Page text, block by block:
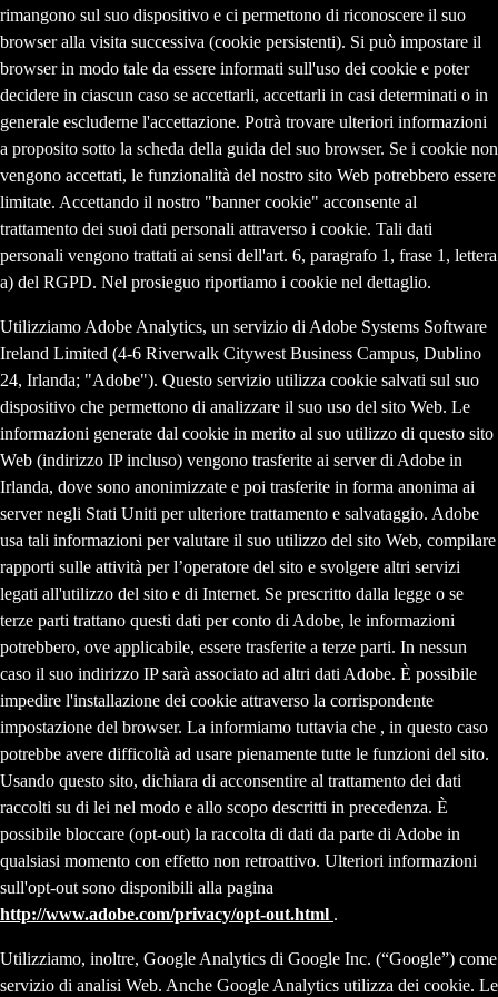
rimangono sul suo dispositivo e ci permettono di riconoscere il suo
browser alla visita successiva (cookie persistenti). Si può impostare il
browser in modo tale da essere informati sull'uso dei cookie e poter
decidere in ciascun caso se accettarli, accettarli in casi determinati o in
generale escluderne l'accettazione. Potrà trovare ulteriori informazioni
a proposito sotto la scheda della guida del suo browser. Se i cookie non
vengono accettati, le funzionalità del nostro sito Web potrebbero essere
limitate. Accettando il nostro "banner cookie" acconsente al
trattamento dei suoi dati personali attraverso i cookie. Tali dati
personali vengono trattati ai sensi dell'art. 6, paragrafo 1, frase 1, lettera
a) del RGPD. Nel prosieguo riportiamo i cookie nel dettaglio.
Utilizziamo Adobe Analytics, un servizio di Adobe Systems Software
Ireland Limited (4-6 Riverwalk Citywest Business Campus, Dublino
24, Irlanda; "Adobe"). Questo servizio utilizza cookie salvati sul suo
dispositivo che permettono di analizzare il suo uso del sito Web. Le
informazioni generate dal cookie in merito al suo utilizzo di questo sito
Web (indirizzo IP incluso) vengono trasferite ai server di Adobe in
Irlanda, dove sono anonimizzate e poi trasferite in forma anonima ai
server negli Stati Uniti per ulteriore trattamento e salvataggio. Adobe
usa tali informazioni per valutare il suo utilizzo del sito Web, compilare
rapporti sulle attività per l’operatore del sito e svolgere altri servizi
legati all'utilizzo del sito e di Internet. Se prescritto dalla legge o se
terze parti trattano questi dati per conto di Adobe, le informazioni
potrebbero, ove applicabile, essere trasferite a terze parti. In nessun
caso il suo indirizzo IP sarà associato ad altri dati Adobe. È possibile
impedire l'installazione dei cookie attraverso la corrispondente
impostazione del browser. La informiamo tuttavia che , in questo caso
potrebbe avere difficoltà ad usare pienamente tutte le funzioni del sito.
Usando questo sito, dichiara di acconsentire al trattamento dei dati
raccolti su di lei nel modo e allo scopo descritti in precedenza. È
possibile bloccare (opt-out) la raccolta di dati da parte di Adobe in
qualsiasi momento con effetto non retroattivo. Ulteriori informazioni
sull'opt-out sono disponibili alla pagina
http://www.adobe.com/privacy/opt-out.html .
Utilizziamo, inoltre, Google Analytics di Google Inc. (“Google”) come
servizio di analisi Web. Anche Google Analytics utilizza dei cookie. Le